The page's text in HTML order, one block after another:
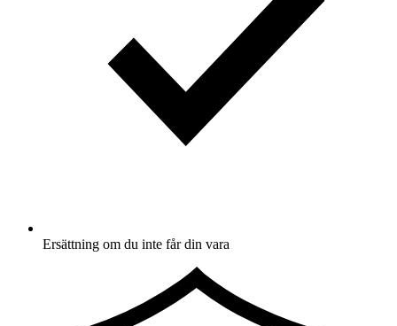
Ersättning om du inte får din vara